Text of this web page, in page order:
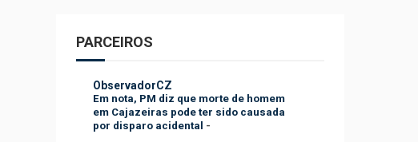
PARCEIROS
ObservadorCZ
Em nota, PM diz que morte de homem
em Cajazeiras pode ter sido causada
por disparo acidental -